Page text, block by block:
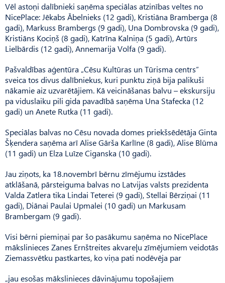
Vēl astoņi dalībnieki saņēma speciālas atzinības veltes no
NicePlace: Jēkabs Ābelnieks (12 gadi), Kristiāna Bramberga (8
gadi), Markuss Brambergs (9 gadi), Una Dombrovska (9 gadi),
Kristiāns Kociņš (8 gadi), Katrīna Kalniņa (5 gadi), Artūrs
Lielbārdis (12 gadi), Annemarija Volfa (9 gadi).
Pašvaldības aģentūra „Cēsu Kultūras un Tūrisma centrs”
sveica tos divus dalībniekus, kuri punktu ziņā bija palikuši
nākamie aiz uzvarētājiem. Kā veicināšanas balvu – ekskursiju
pa viduslaiku pili gida pavadībā saņēma Una Stafecka (12
gadi) un Anete Rutka (11 gadi).
Speciālas balvas no Cēsu novada domes priekšsēdētāja Ginta
Šķendera saņēma arī Alise Gārša Karlīne (8 gadi), Alise Blūma
(11 gadi) un Elza Luīze Ciganska (10 gadi).
Jau ziņots, ka 18.novembrī bērnu zīmējumu izstādes
atklāšanā, pārsteiguma balvas no Latvijas valsts prezidenta
Valda Zatlera tika Lindai Teterei (9 gadi), Stellai Bērziņai (11
gadi), Diānai Paulai Upmalei (10 gadi) un Markusam
Brambergam (9 gadi).
Visi bērni piemiņai par šo pasākumu saņēma no NicePlace
mākslinieces Zanes Ernštreites akvareļu zīmējumiem veidotās
Ziemassvētku pastkartes, ko viņa pati nodēvēja par
„jau esošas mākslinieces dāvinājumu topošajiem